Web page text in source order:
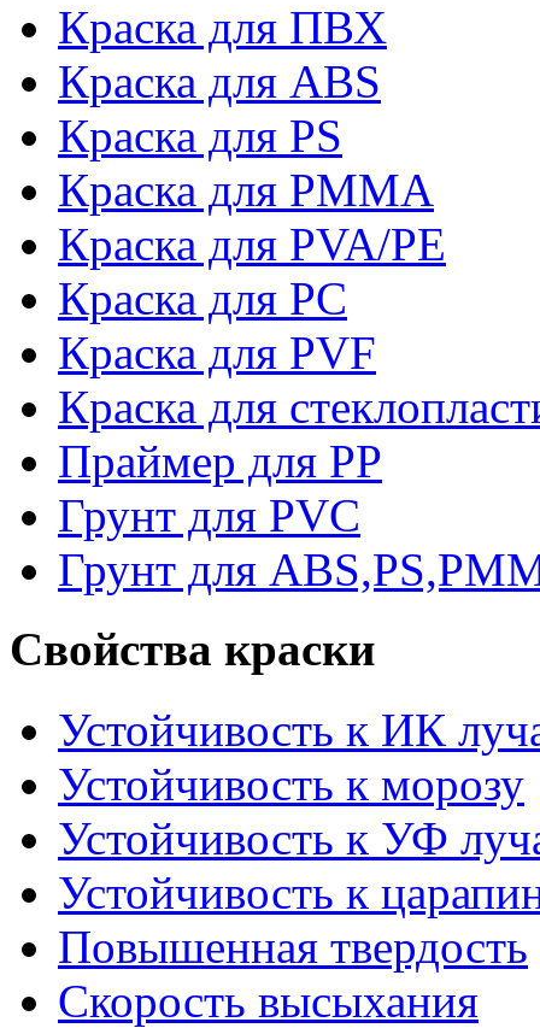
Краска для ПВХ
Краска для ABS
Краска для PS
Краска для PMMA
Краска для PVA/PE
Краска для PC
Краска для PVF
Краска для
Праймер для PP
Грунт для PVC
Грунт для
Свойства краски
Устойчивость к ИК
Устойчивость к морозу
Устойчивость к УФ
Устойчивость к
Повышенная твердость
Скорость высыхания